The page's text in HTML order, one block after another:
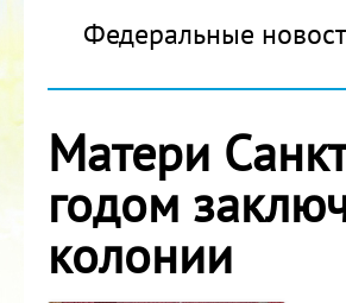
Федеральные
Матери
годом
колонии